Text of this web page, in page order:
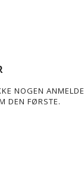
NOGEN
DEN FØRSTE.